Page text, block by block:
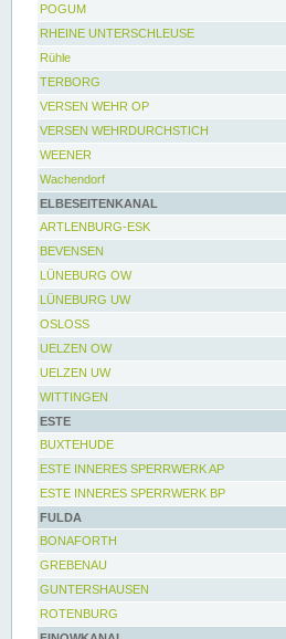
POGUM
RHEINE UNTERSCHLEUSE
Rühle
TERBORG
VERSEN WEHR OP
VERSEN WEHRDURCHSTICH
WEENER
Wachendorf
ELBESEITENKANAL
ARTLENBURG-ESK
BEVENSEN
LÜNEBURG OW
LÜNEBURG UW
OSLOSS
UELZEN OW
UELZEN UW
WITTINGEN
ESTE
BUXTEHUDE
ESTE INNERES SPERRWERK AP
ESTE INNERES SPERRWERK BP
FULDA
BONAFORTH
GREBENAU
GUNTERSHAUSEN
ROTENBURG